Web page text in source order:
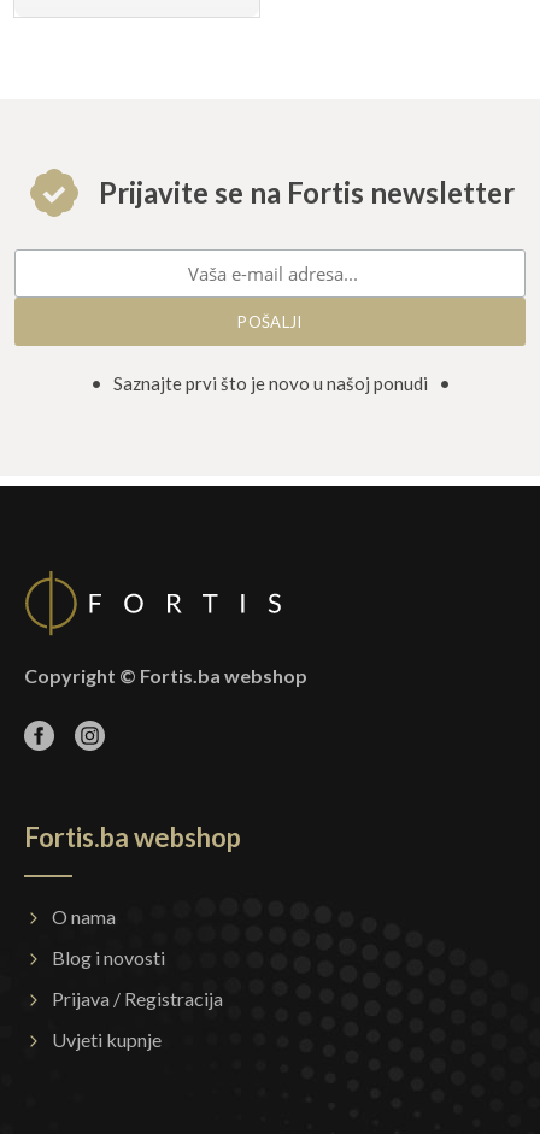
Prijavite se na Fortis newsletter
• Saznajte prvi što je novo u našoj ponudi •
Copyright © Fortis.ba webshop
Fortis.ba webshop
O nama
Blog i novosti
Prijava / Registracija
Uvjeti kupnje